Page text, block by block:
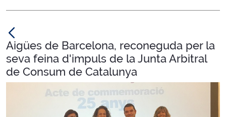
Aigües de Barcelona, reconeguda per la
seva feina d'impuls de la Junta Arbitral
de Consum de Catalunya